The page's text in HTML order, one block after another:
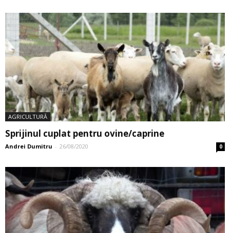
AGRICULTURĂ
Sprijinul cuplat pentru ovine/caprine
Andrei Dumitru - 26/08/2020 0